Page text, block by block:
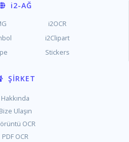
i2-AĞ
i2OCR
i2Clipart
Stickers
ŞIRKET
Hakkında
Bize Ulaşın
OCR
PDF OCR